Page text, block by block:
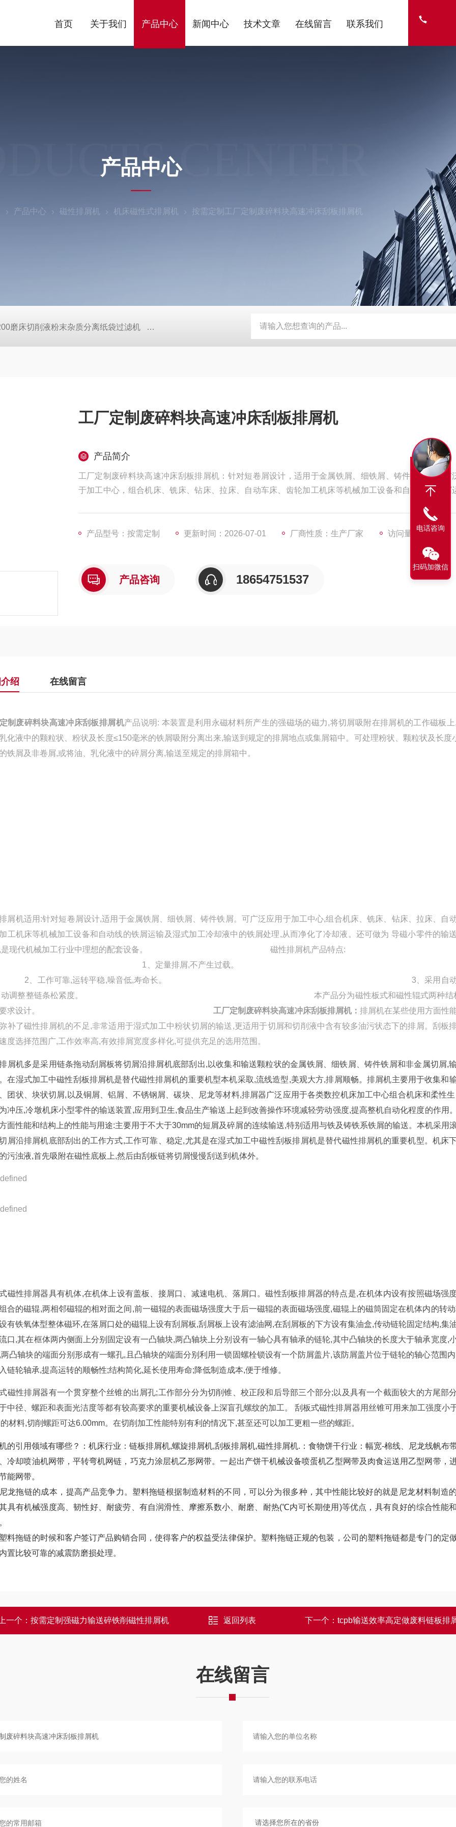
首页 关于我们 产品中心 新闻中心 技术文章 在线留言 联系我们
CENTER
产品中心
产品中心 磁性排屑机 机床磁性式排屑机 按需定制工厂定制废碎料块高速冲床刮板排屑机
磨床切削液粉末杂质分离纸袋过滤机 定做机床链板式排屑器 定制磨床纸带过滤机 TH磨床切削液铁屑分离磁性分离器
工厂定制废碎料块高速冲床刮板排屑机
产品简介
工厂定制废碎料块高速冲床刮板排屑机：针对短卷屑设计，适用于金属铁屑、细铁屑、铸件铁屑。可广
于加工中心，组合机床、铣床、钻床、拉床、自动车床、齿轮加工机床等机械加工设备和自动线的铁屑
产品型号：按需定制
更新时间：2026-07-01 厂商性质：生产厂家 访问量：4355
产品咨询 18654751537
绍 在线留言
制废碎料块高速冲床刮板排屑机产品说明: 本装置是利用永磁材料所产生的强磁场的磁力,将切屑吸附在排屑机的工作磁板
化液中的颗粒状、粉状及长度≤150毫米的铁屑吸附分离出来,输送到规定的排屑地点或集屑箱中。可处理粉状、颗粒状及长度
铁屑及非卷屑,或将油、乳化液中的碎屑分离,输送至规定的排屑箱中。
屑机适用:针对短卷屑设计,适用于金属铁屑、细铁屑、铸件铁屑。可广泛应用于加工中心,组合机床、铣床、钻床、拉床、自
工机床等机械加工设备和自动线的铁屑运输及湿式加工冷却液中的铁屑处理,从而净化了冷却液。还可做为 导磁小零件的输
,是现代机械加工行业中理想的配套设备。 磁性排屑机产品
、定量排屑,不产生过载
工作可靠,运转平稳,噪音低,寿命长。 3、采用自动涨
自动调整整链条松紧度。 本产品分为磁性板式和磁性辊式两种结构 ,
户要求设计。 工厂定制废碎料块高速冲床刮板排屑机： 排屑机在某些使用方面性
补了磁性排屑机的不足,非常适用于湿式加工中粉状切屑的输送,更适用于切屑和切削液中含有较多油污状态下的排屑。刮板
度选择范围广,工作效率高,有效排屑宽度多样化,可提供充足的选用范围。
屑机多是采用链条拖动刮屑板将切屑沿排屑机底部刮出,以收集和输送颗粒状的金属铁屑、细铁屑、铸件铁屑和非金属切屑,
在湿式加工中磁性刮板排屑机是替代磁性排屑机的重要机型本机采取,流线造型,美观大方,排屑顺畅。排屑机主要用于收集和
团状、块状切屑,以及铜屑、铝屑、不锈钢屑、碳块、尼龙等材料,排屑器广泛应用于各类数控机床加工中心组合机床和柔性
冲压,冷墩机床小型零件的输送装置,应用到卫生,食品生产输送上起到改善操作环境减轻劳动强度,提高整机自动化程度的作用
面性能和结构上的性能与用途:主要用于不大于30mm的短屑及碎屑的连续输送,特别适用与铁及铸铁系铁屑的输送。本机采用
屑沿排屑机底部刮出的工作方式,工作可靠、稳定,尤其是在湿式加工中磁性刮板排屑机是替代磁性排屑机的重要机型。机床
污浊液,首先吸附在磁性底板上,然后由刮板链将切屑慢慢刮送到机体外。
磁性排屑器具有机体,在机体上设有盖板、接屑口、减速电机、落屑口。磁性刮板排屑器的特点是,在机体内设有按照磁场强
合的磁辊,两相邻磁辊的相对面之间,前一磁辊的表面磁场强度大于后一磁辊的表面磁场强度,磁辊上的磁筒固定在机体内的转
有铁氧体型整体磁环,在落屑口处的磁辊上设有刮屑板,刮屑板上设有滤油网,在刮屑板的下方设有集油盒,传动链轮固定结构,集
口,其在框体两内侧面上分别固定设有一凸轴块,两凸轴块上分别设有一轴心具有轴承的链轮,其中凸轴块的长度大于轴承宽度,
凸轴块的端面分别形成有一螺孔,且凸轴块的端面分别利用一锁固螺栓锁设有一个防屑盖片,该防屑盖片位于链轮的轴心范围
链轮轴承,提高运转的顺畅性;结构简化,延长使用寿命;降低制造成本,便于维修。
磁性排屑器有一个贯穿整个丝锥的出屑孔;工作部分分为切削锥、校正段和后导部三个部分;以及具有一个截面较大的方尾部
中径、螺距和表面光洁度等都有较高要求的重要机械设备上深盲孔螺纹的加工。 刮板式磁性排屑器用丝锥可用来加工强度小
材料,切削螺距可达6.00mm。在切削加工性能特别有利的情况下,甚至还可以加工更粗一些的螺距。
的引用领域有哪些？：机床行业：链板排屑机,螺旋排屑机,刮板排屑机,磁性排屑机.：食物饼干行业：幅宽-棉线、尼龙线帆布
冷却喷油机网带，平转弯机网链，巧克力涂层机乙形网带。一起出产饼干机械设备喷蛋机乙型网带及肉食运送用乙型网带，
能网带。
龙拖链的成本，提高产品竞争力。塑料拖链根据制造材料的不同，可以分为很多种，其中性能比较好的就是尼龙材料制造
具有机械强度高、韧性好、耐疲劳、有自润滑性、摩擦系数小、耐磨、耐热(℃内可长期使用)等优点，具有良好的综合性能
料拖链的时候和客户签订产品购销合同，使得客户的权益受法律保护。塑料拖链正规的包装，公司的塑料拖链都是专门的定
置比较可靠的减震防磨损处理。
一个： 按需定制强磁力输送碎铁削磁性排屑机 返回列表 下一个： tcpb输送效率高定做废料链板排
在线留言
电话咨询
扫码加微信